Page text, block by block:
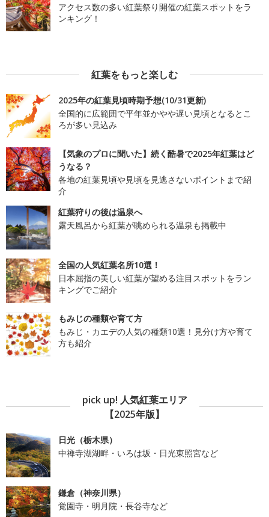
アクセス数の多い紅葉祭り開催の紅葉スポットをラ
ンキング！
紅葉をもっと楽しむ
2025年の紅葉見頃時期予想(10/31更新)
全国的に広範囲で平年並かやや遅い見頃となるとこ
ろが多い見込み
【気象のプロに聞いた】続く酷暑で2025年紅葉はど
うなる？
各地の紅葉見頃や見頃を見逃さないポイントまで紹
介
紅葉狩りの後は温泉へ
露天風呂から紅葉が眺められる温泉も掲載中
全国の人気紅葉名所10選！
日本屈指の美しい紅葉が望める注目スポットをラン
キングでご紹介
もみじの種類や育て方
もみじ・カエデの人気の種類10選！見分け方や育て
方も紹介
pick up! 人気紅葉エリア
【2025年版】
日光（栃木県）
中禅寺湖湖畔・いろは坂・日光東照宮など
鎌倉（神奈川県）
覚園寺・明月院・長谷寺など